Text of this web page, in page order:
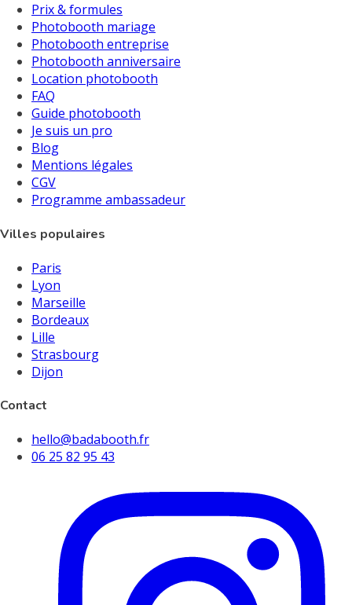
Prix & formules
Photobooth mariage
Photobooth entreprise
Photobooth anniversaire
Location photobooth
FAQ
Guide photobooth
Je suis un pro
Blog
Mentions légales
CGV
Programme ambassadeur
Villes populaires
Paris
Lyon
Marseille
Bordeaux
Lille
Strasbourg
Dijon
Contact
hello@badabooth.fr
06 25 82 95 43